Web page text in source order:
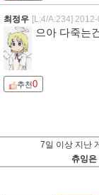
최정우 [L:4/A:234] 2012-
으아 다죽는
추천0
7일 이상 지난
츄잉